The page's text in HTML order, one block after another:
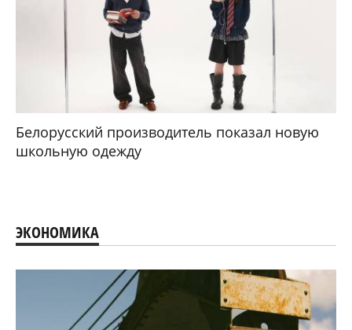
Белорусский производитель показал новую
школьную одежду
ЭКОНОМИКА